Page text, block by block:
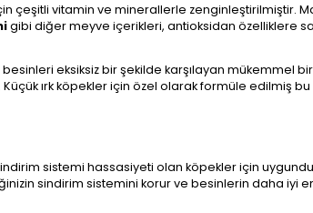
çeşitli vitamin ve minerallerle zenginleştirilmiştir.
gibi diğer meyve içerikleri, antioksidan özelliklere
eksiksiz bir şekilde karşılayan mükemmel
ırk köpekler için özel olarak formüle edilmiş
sistemi hassasiyeti olan köpekler için
sindirim sistemini korur ve besinlerin daha iyi